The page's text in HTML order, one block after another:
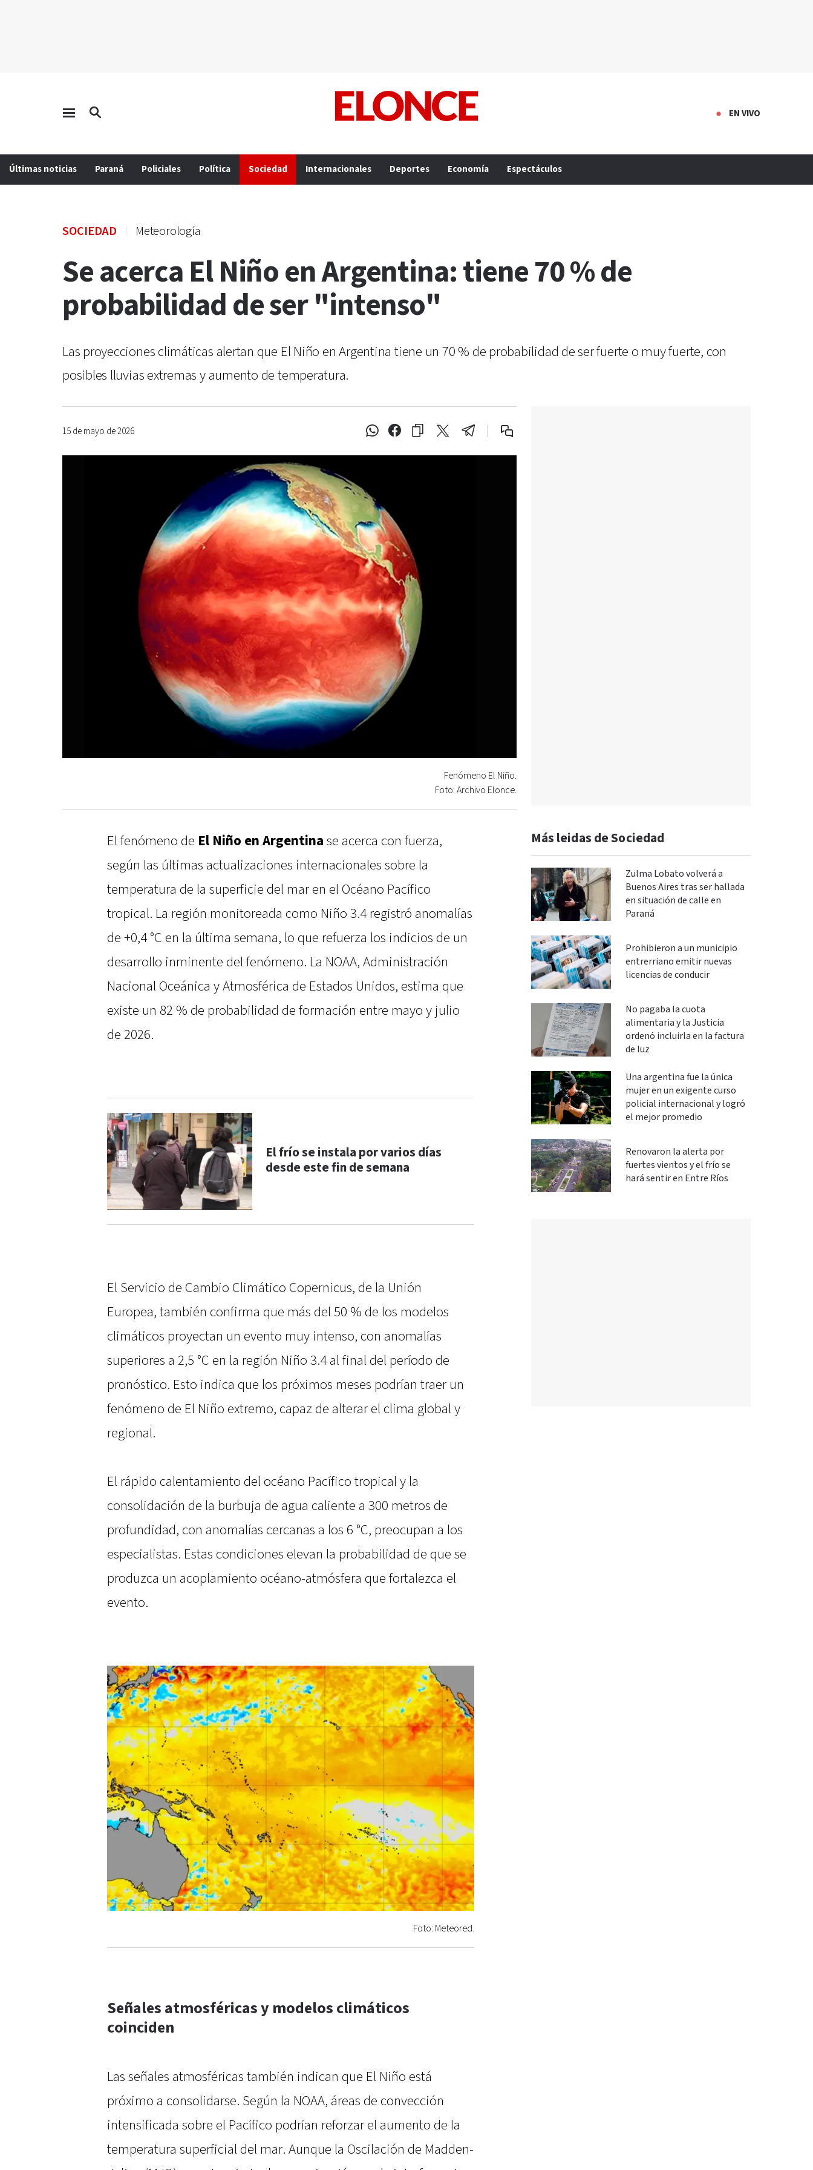
EN VIVO
Últimas noticias Paraná Policiales Política Sociedad Internacionales Deportes Economía Espectáculos
SOCIEDAD Meteorología
Se acerca El Niño en Argentina: tiene 70 % de
probabilidad de ser "intenso"
Las proyecciones climáticas alertan que El Niño en Argentina tiene un 70 % de probabilidad de ser fuerte o muy fuerte, con
posibles lluvias extremas y aumento de temperatura.
15 de mayo de 2026
Fenómeno El Niño.
Foto: Archivo Elonce.
El fenómeno de El Niño en Argentina se acerca con fuerza,
según las últimas actualizaciones internacionales sobre la
temperatura de la superficie del mar en el Océano Pacífico
tropical. La región monitoreada como Niño 3.4 registró anomalías
de +0,4 °C en la última semana, lo que refuerza los indicios de un
desarrollo inminente del fenómeno. La NOAA, Administración
Nacional Oceánica y Atmosférica de Estados Unidos, estima que
existe un 82 % de probabilidad de formación entre mayo y julio
de 2026.
El frío se instala por varios días
desde este fin de semana
El Servicio de Cambio Climático Copernicus, de la Unión
Europea, también confirma que más del 50 % de los modelos
climáticos proyectan un evento muy intenso, con anomalías
superiores a 2,5 °C en la región Niño 3.4 al final del período de
pronóstico. Esto indica que los próximos meses podrían traer un
fenómeno de El Niño extremo, capaz de alterar el clima global y
regional.
El rápido calentamiento del océano Pacífico tropical y la
consolidación de la burbuja de agua caliente a 300 metros de
profundidad, con anomalías cercanas a los 6 °C, preocupan a los
especialistas. Estas condiciones elevan la probabilidad de que se
produzca un acoplamiento océano-atmósfera que fortalezca el
evento.
Foto: Meteored.
Señales atmosféricas y modelos climáticos
coinciden
Las señales atmosféricas también indican que El Niño está
próximo a consolidarse. Según la NOAA, áreas de convección
intensificada sobre el Pacífico podrían reforzar el aumento de la
temperatura superficial del mar. Aunque la Oscilación de Madden-
Más leidas de Sociedad
Zulma Lobato volverá a
Buenos Aires tras ser hallada
en situación de calle en
Paraná
Prohibieron a un municipio
entrerriano emitir nuevas
licencias de conducir
No pagaba la cuota
alimentaria y la Justicia
ordenó incluirla en la factura
de luz
Una argentina fue la única
mujer en un exigente curso
policial internacional y logró
el mejor promedio
Renovaron la alerta por
fuertes vientos y el frío se
hará sentir en Entre Ríos